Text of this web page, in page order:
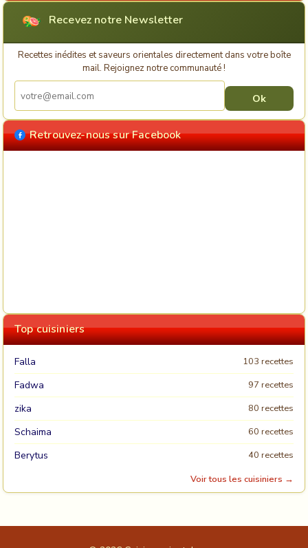
Recevez notre Newsletter
Recettes inédites et saveurs orientales directement dans votre boîte
mail. Rejoignez notre communauté !
Retrouvez-nous sur Facebook
Top cuisiniers
Falla 103 recettes
Fadwa 97 recettes
zika 80 recettes
Schaima 60 recettes
Berytus
40 recettes
Voir tous les cuisiniers →